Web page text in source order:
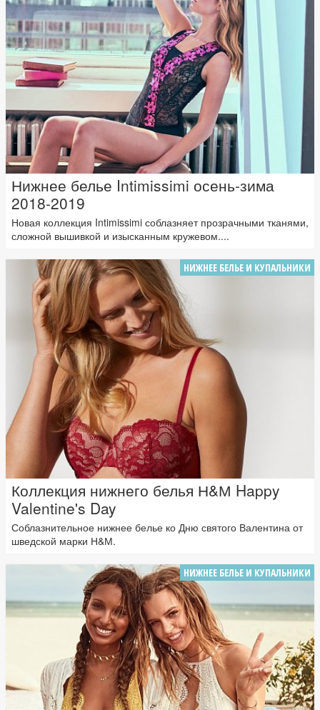
Нижнее белье Intimissimi осень-зима
2018-2019
Новая коллекция Intimissimi соблазняет прозрачными тканями,
сложной вышивкой и изысканным кружевом....
НИЖНЕЕ БЕЛЬЕ И КУПАЛЬНИКИ
Коллекция нижнего белья Н&М Happy
Valentine's Day
Соблазнительное нижнее белье ко Дню святого Валентина от
шведской марки Н&М.
НИЖНЕЕ БЕЛЬЕ И КУПАЛЬНИКИ